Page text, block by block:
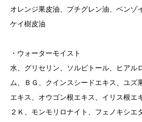
オレンジ果皮油、プチグレン油、ベンゾ
ケイ樹皮油
・ウォーターモイスト
水、グリセリン、ソルビトール、ヒアル
ム、ＢＧ、クインスシードエキス、ユズ
エキス、オウゴン根エキス、イリス根エ
２Ｋ、モンモリロナイト、フェノキシエ